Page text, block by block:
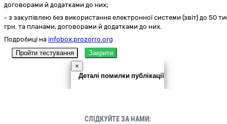
договорами й додатками до них;
- з закупівлею без використання електронної системи (звіт) до 50
грн. та планами, договорами й додатками до них.
Подробиці на infobox.prozorro.org
Пройти тестування
Закрити
×
Деталі помилки публікації
СЛІДКУЙТЕ ЗА НАМИ: